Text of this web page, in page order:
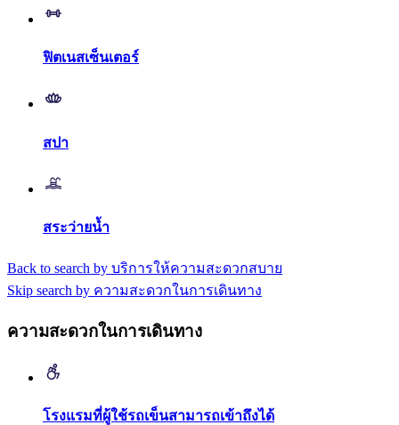
ฟิตเนสเซ็นเตอร์
สปา
สระว่ายน้ำ
Back to search by บริการให้ความสะดวกสบาย
Skip search by ความสะดวกในการเดินทาง
ความสะดวกในการเดินทาง
โรงแรมที่ผู้ใช้รถเข็นสามารถเข้าถึงได้